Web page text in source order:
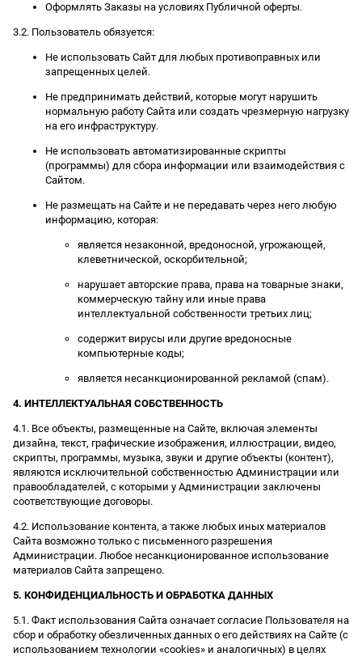
Оформлять Заказы на условиях Публичной оферты.
3.2. Пользователь обязуется:
Не использовать Сайт для любых противоправных или
запрещенных целей.
Не предпринимать действий, которые могут нарушить
нормальную работу Сайта или создать чрезмерную нагрузку
на его инфраструктуру.
Не использовать автоматизированные скрипты
(программы) для сбора информации или взаимодействия с
Сайтом.
Не размещать на Сайте и не передавать через него любую
информацию, которая:
является незаконной, вредоносной, угрожающей,
клеветнической, оскорбительной;
нарушает авторские права, права на товарные знаки,
коммерческую тайну или иные права
интеллектуальной собственности третьих лиц;
содержит вирусы или другие вредоносные
компьютерные коды;
является несанкционированной рекламой (спам).
4. ИНТЕЛЛЕКТУАЛЬНАЯ СОБСТВЕННОСТЬ
4.1. Все объекты, размещенные на Сайте, включая элементы
дизайна, текст, графические изображения, иллюстрации, видео,
скрипты, программы, музыка, звуки и другие объекты (контент),
являются исключительной собственностью Администрации или
правообладателей, с которыми у Администрации заключены
соответствующие договоры.
4.2. Использование контента, а также любых иных материалов
Сайта возможно только с письменного разрешения
Администрации. Любое несанкционированное использование
материалов Сайта запрещено.
5. КОНФИДЕНЦИАЛЬНОСТЬ И ОБРАБОТКА ДАННЫХ
5.1. Факт использования Сайта означает согласие Пользователя на
сбор и обработку обезличенных данных о его действиях на Сайте (с
использованием технологии «cookies» и аналогичных) в целях